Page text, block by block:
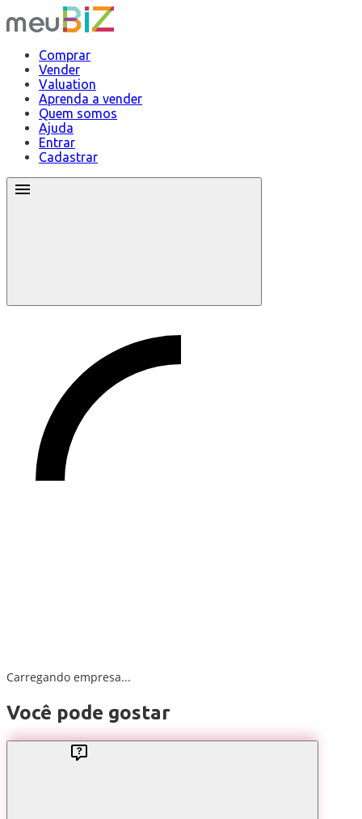
Comprar
Vender
Valuation
Aprenda a vender
Quem somos
Ajuda
Entrar
Cadastrar
Carregando empresa...
Você pode gostar